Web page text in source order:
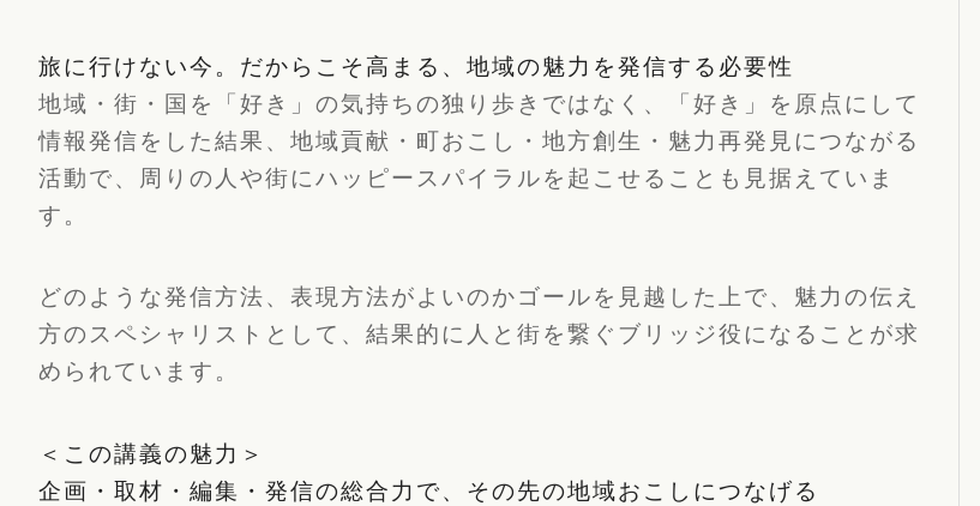
旅に行けない今。だからこそ高まる、地域の魅力を発信する必要性
地域・街・国を「好き」の気持ちの独り歩きではなく、「好き」を原点にして
情報発信をした結果、地域貢献・町おこし・地方創生・魅力再発見につながる
活動で、周りの人や街にハッピースパイラルを起こせることも見据えていま
す。
どのような発信方法、表現方法がよいのかゴールを見越した上で、魅力の伝え
方のスペシャリストとして、結果的に人と街を繋ぐブリッジ役になることが求
められています。
＜この講義の魅力＞
企画・取材・編集・発信の総合力で、その先の地域おこしにつなげる